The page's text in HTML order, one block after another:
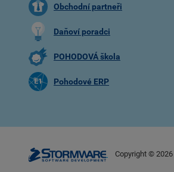
Obchodní partneři
Daňoví poradci
POHODOVÁ škola
Pohodové ERP
Copyright © 2026